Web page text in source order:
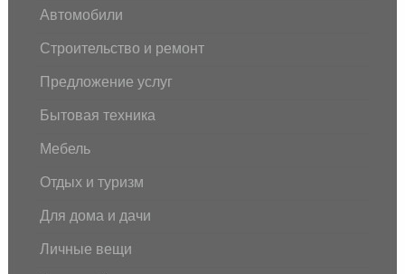
Автомобили
Строительство и ремонт
Предложение услуг
Бытовая техника
Мебель
Отдых и туризм
Для дома и дачи
Личные вещи